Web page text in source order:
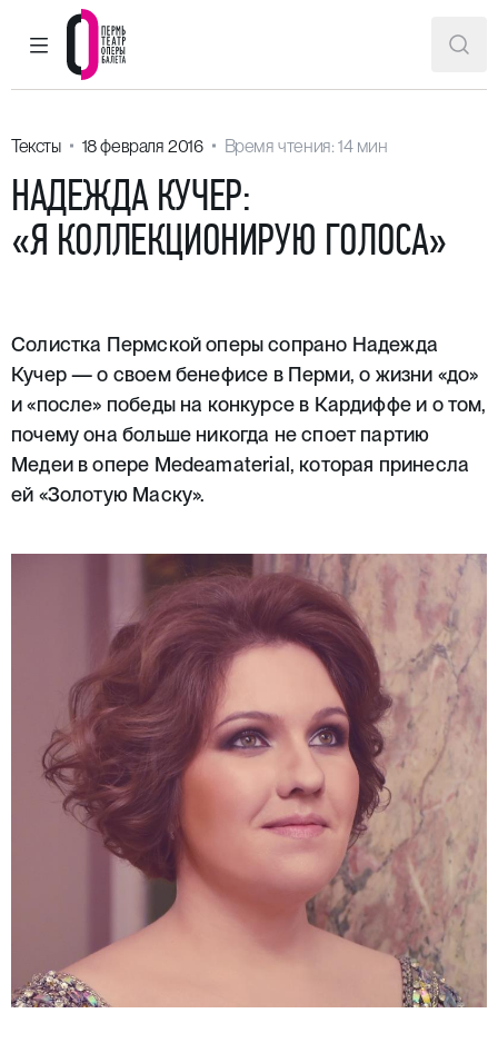
ГЛАВНОЕ МЕНЮ
Пермский театр оперы и балета
Тексты 18 февраля 2016 Время чтения: 14 мин
НАДЕЖДА КУЧЕР:
«Я КОЛЛЕКЦИОНИРУЮ ГОЛОСА»
Солистка Пермской оперы сопрано Надежда
Кучер — о своем бенефисе в Перми, о жизни «до»
и «после» победы на конкурсе в Кардиффе и о том,
почему она больше никогда не споет партию
Медеи в опере Medeamaterial, которая принесла
ей «Золотую Маску».